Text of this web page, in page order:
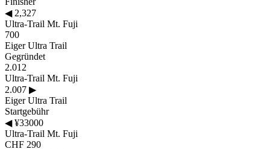
◀2,327
Ultra-Trail Mt. Fuji
700
Eiger Ultra Trail
Gegründet
2.012
Ultra-Trail Mt. Fuji
2.007 ▶
Eiger Ultra Trail
Startgebühr
◀¥33000
Ultra-Trail Mt. Fuji
CHF 290